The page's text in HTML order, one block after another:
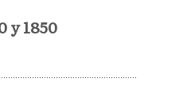
y 1850